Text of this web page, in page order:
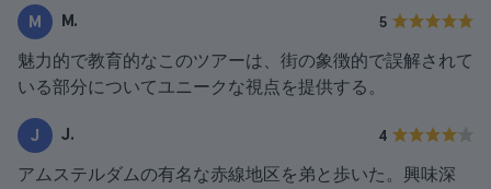
M M. 5
魅力的で教育的なこのツアーは、街の象徴的で誤解されて
いる部分についてユニークな視点を提供する。
J J. 4
アムステルダムの有名な赤線地区を弟と歩いた。興味深